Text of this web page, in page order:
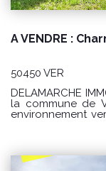
50450 VER
DELAMARCHE
la commune de VER, au calme, en
environnement
aménagée et